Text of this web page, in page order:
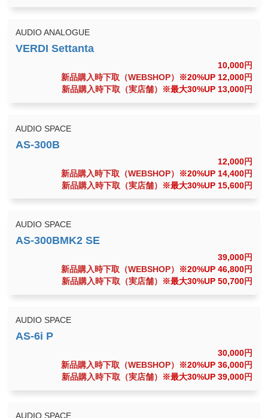
AUDIO ANALOGUE
10,000円
新品購入時下取（WEBSHOP）
※20%UP 12,000円
新品購入時下取（実店舗）
※最大30%UP 13,000円
AUDIO SPACE
12,000円
新品購入時下取（WEBSHOP）
※20%UP 14,400円
新品購入時下取（実店舗）
※最大30%UP 15,600円
AUDIO SPACE
39,000円
新品購入時下取（WEBSHOP）
※20%UP 46,800円
新品購入時下取（実店舗）
※最大30%UP 50,700円
AUDIO SPACE
30,000円
新品購入時下取（WEBSHOP）
※20%UP 36,000円
新品購入時下取（実店舗）
※最大30%UP 39,000円
AUDIO SPACE